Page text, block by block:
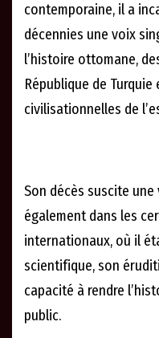
contemporaine, il a
décennies une voix
l’histoire ottomane,
République de
civilisationnelles de
Son décès suscite
également dans les
internationaux, où il
scientifique, son
capacité à rendre
public.